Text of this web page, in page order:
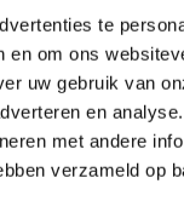
te
en om ons
uw gebruik van
en
met andere
verzameld op